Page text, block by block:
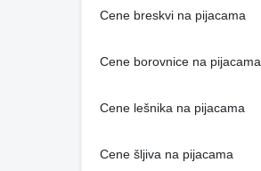
Cene breskvi na pijacama
Cene borovnice na pijacama
Cene lešnika na pijacama
Cene šljiva na pijacama